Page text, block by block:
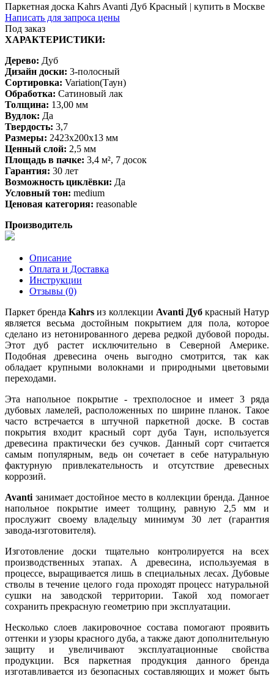
Паркетная доска Kahrs Avanti Дуб Красный | купить в Москве
Написать для запроса цены
Под заказ
ХАРАКТЕРИСТИКИ:
Дерево: Дуб
Дизайн доски: 3-полосный
Сортировка: Variation(Таун)
Обработка: Сатиновый лак
Толщина: 13,00 мм
Вудлок: Да
Твердость: 3,7
Размеры: 2423х200х13 мм
Ценный слой: 2,5 мм
Площадь в пачке: 3,4 м², 7 досок
Гарантия: 30 лет
Возможность циклёвки: Да
Условный тон: medium
Ценовая категория: reasonable
Производитель
Описание
Оплата и Доставка
Инструкции
Отзывы (0)
Паркет брендаKahrs из коллекции Avanti Дубкрасный Натур
является весьма достойным покрытием для пола, которое
сделано из нетонированного дерева редкой дубовой породы.
Этот дуб растет исключительно в Северной Америке.
Подобная древесина очень выгодно смотрится, так как
обладает крупными волокнами и природными цветовыми
переходами.
Эта напольное покрытие - трехполосное и имеет 3 ряда
дубовых ламелей, расположенных по ширине планок. Такое
часто встречается в штучной паркетной доске. В состав
покрытия входит красный сорт дуба Таун, используется
древесина практически без сучков. Данный сорт считается
самым популярным, ведь он сочетает в себе натуральную
фактурную привлекательность и отсутствие древесных
коррозий.
Avanti занимает достойное место в коллекции бренда. Данное
напольное покрытие имеет толщину, равную 2,5 мм и
прослужит своему владельцу минимум 30 лет (гарантия
завода-изготовителя).
Изготовление доски тщательно контролируется на всех
производственных этапах. А древесина, используемая в
процессе, выращивается лишь в специальных лесах. Дубовые
стволы в течение целого года проходят процесс натуральной
сушки на заводской территории. Такой ход помогает
сохранить прекрасную геометрию при эксплуатации.
Несколько слоев лакировочное состава помогают проявить
оттенки и узоры красного дуба, а также дают дополнительную
защиту и увеличивают эксплуатационные свойства
продукции. Вся паркетная продукция данного бренда
изготавливается из безопасных составляющих и может быть